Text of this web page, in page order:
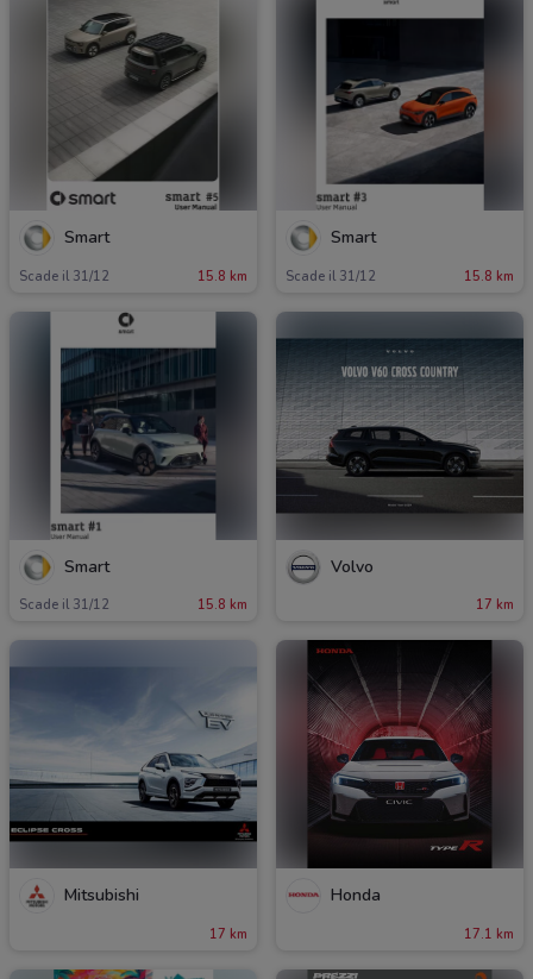
Smart
Scade il 31/12 15.8 km
Smart
Scade il 31/12 15.8 km
Smart
Scade il 31/12 15.8 km
Volvo
17 km
Mitsubishi
17 km
Honda
17.1 km